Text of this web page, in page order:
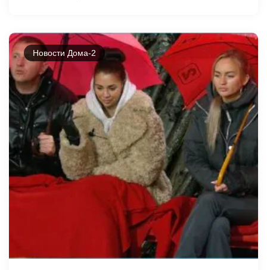
Новости Дома-2